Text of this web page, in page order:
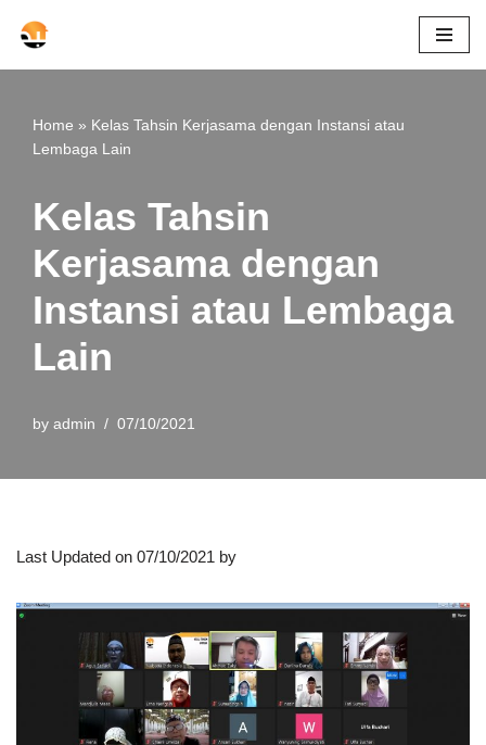
Home » Kelas Tahsin Kerjasama dengan Instansi atau
Lembaga Lain
Kelas Tahsin
Kerjasama dengan
Instansi atau Lembaga
Lain
by admin 07/10/2021
Last Updated on 07/10/2021 by